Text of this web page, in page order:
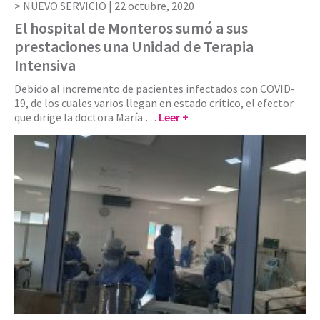
NUEVO SERVICIO | 22 octubre, 2020
El hospital de Monteros sumó a sus
prestaciones una Unidad de Terapia
Intensiva
Debido al incremento de pacientes infectados con COVID-
19, de los cuales varios llegan en estado crítico, el efector
que dirige la doctora María … Leer +